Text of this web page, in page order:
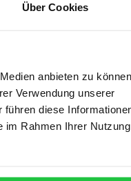
Über Cookies
anbieten zu
Verwendung unserer
diese
im Rahmen Ihrer Nutzung
safety information